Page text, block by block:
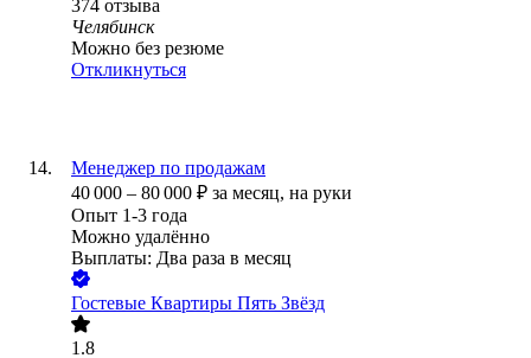
374 отзыва
Челябинск
Можно без резюме
Откликнуться
Менеджер по продажам
40 000 – 80 000 ₽ за месяц, на руки
Опыт 1-3 года
Можно удалённо
Выплаты: Два раза в месяц
Гостевые Квартиры Пять Звёзд
1.8